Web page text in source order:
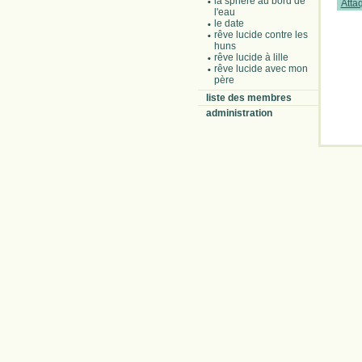
l'eau
le date
rêve lucide contre les
huns
rêve lucide à lille
rêve lucide avec mon
père
liste des membres
administration